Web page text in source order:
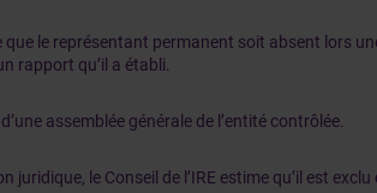
que le représentant permanent soit absent lors
rapport qu’il a établi.
assemblée générale de l’entité contrôlée.
juridique, le Conseil de l’IRE estime qu’il est